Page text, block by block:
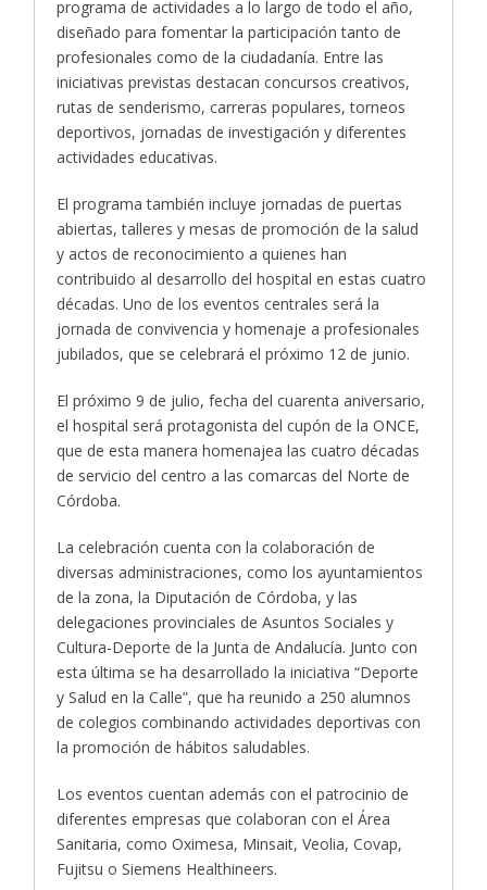
programa de actividades a lo largo de todo el año,
diseñado para fomentar la participación tanto de
profesionales como de la ciudadanía. Entre las
iniciativas previstas destacan concursos creativos,
rutas de senderismo, carreras populares, torneos
deportivos, jornadas de investigación y diferentes
actividades educativas.
El programa también incluye jornadas de puertas
abiertas, talleres y mesas de promoción de la salud
y actos de reconocimiento a quienes han
contribuido al desarrollo del hospital en estas cuatro
décadas. Uno de los eventos centrales será la
jornada de convivencia y homenaje a profesionales
jubilados, que se celebrará el próximo 12 de junio.
El próximo 9 de julio, fecha del cuarenta aniversario,
el hospital será protagonista del cupón de la ONCE,
que de esta manera homenajea las cuatro décadas
de servicio del centro a las comarcas del Norte de
Córdoba.
La celebración cuenta con la colaboración de
diversas administraciones, como los ayuntamientos
de la zona, la Diputación de Córdoba, y las
delegaciones provinciales de Asuntos Sociales y
Cultura-Deporte de la Junta de Andalucía. Junto con
esta última se ha desarrollado la iniciativa “Deporte
y Salud en la Calle”, que ha reunido a 250 alumnos
de colegios combinando actividades deportivas con
la promoción de hábitos saludables.
Los eventos cuentan además con el patrocinio de
diferentes empresas que colaboran con el Área
Sanitaria, como Oximesa, Minsait, Veolia, Covap,
Fujitsu o Siemens Healthineers.